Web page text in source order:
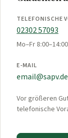
TELEFONISCHE
02302 57093
Mo–Fr
E-MAIL
email@sapv.de
Vor größeren
telefonische